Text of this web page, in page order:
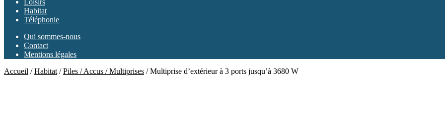
Loisirs
Habitat
Téléphonie
Qui sommes-nous
Contact
Mentions légales
Accueil /Habitat /Piles / Accus / Multiprises /Multiprise d’extérieur à 3 ports jusqu’à 3680 W